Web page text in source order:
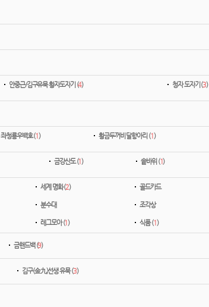
안중근/김구유묵 황자도자기 (4) 청자 도자기 (3)
좌청룡우백호 (1) 황금두꺼비 달항아리 (1)
금강산도 (1) 솥바위 (1)
세계 명화 (2) 골드카드
분수대 조각상
레그모아 (1) 식품 (1)
금핸드백 (9)
김구(金九)선생 유묵 (3)